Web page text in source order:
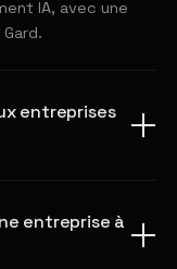
IA, avec une
entreprises
entreprise à